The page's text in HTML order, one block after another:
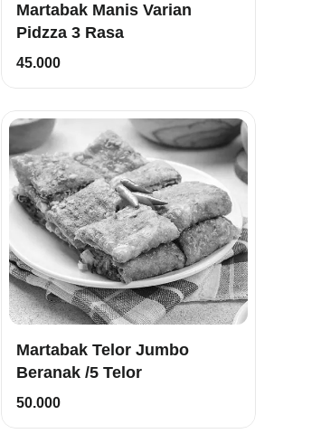
Martabak Manis Varian
Pidzza 3 Rasa
45.000
Martabak Telor Jumbo
Beranak /5 Telor
50.000